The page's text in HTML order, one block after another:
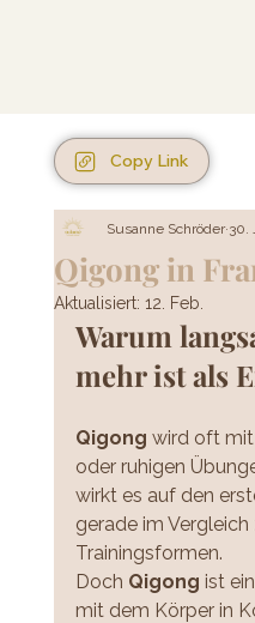
Copy Link
Qigong in
Susanne Schröder 30.
Aktualisiert: 12. Feb.
Warum
mehr ist als
Qigong wird oft
oder ruhigen
wirkt es auf den
gerade im
Trainingsformen.
Doch Qigong ist
mit dem Körper in